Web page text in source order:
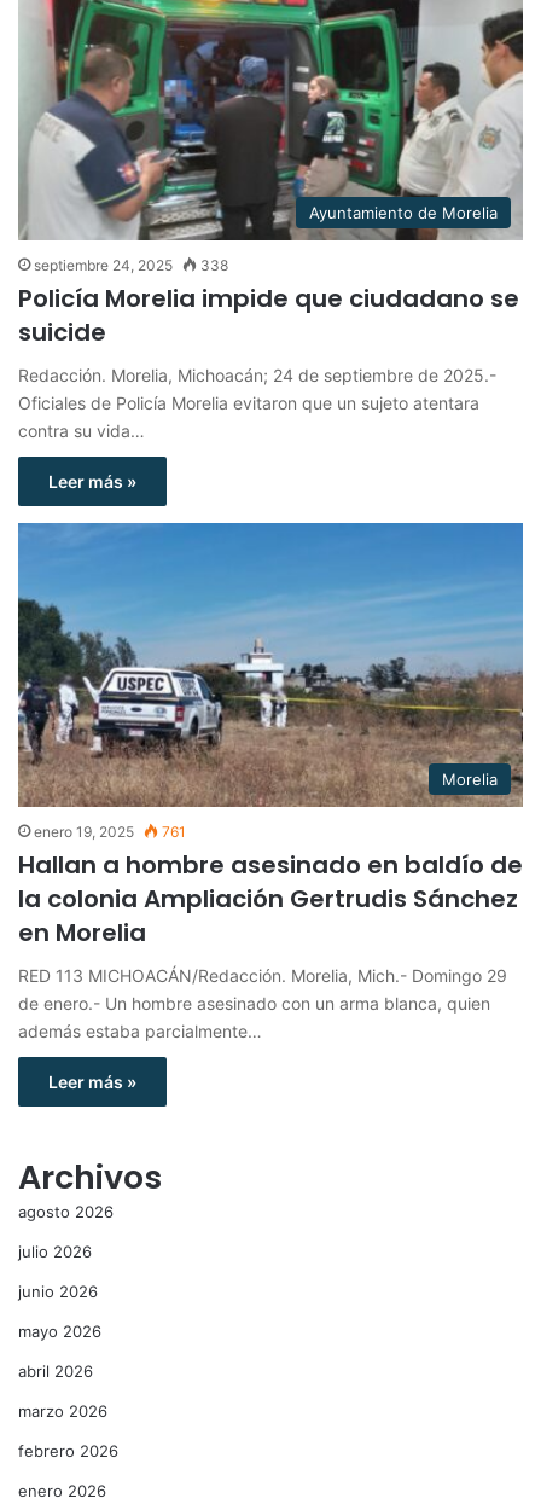
Ayuntamiento de Morelia
septiembre 24, 2025 338
Policía Morelia impide que ciudadano se
suicide
Redacción. Morelia, Michoacán; 24 de septiembre de 2025.-
Oficiales de Policía Morelia evitaron que un sujeto atentara
contra su vida…
Leer más »
Morelia
enero 19, 2025 761
Hallan a hombre asesinado en baldío de
la colonia Ampliación Gertrudis Sánchez
en Morelia
RED 113 MICHOACÁN/Redacción. Morelia, Mich.- Domingo 29
de enero.- Un hombre asesinado con un arma blanca, quien
además estaba parcialmente…
Leer más »
Archivos
agosto 2026
julio 2026
junio 2026
mayo 2026
abril 2026
marzo 2026
febrero 2026
enero 2026